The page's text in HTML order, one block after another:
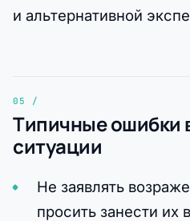
и альтернативной
Типичные ошибки
ситуации
Не заявлять
просить занести их